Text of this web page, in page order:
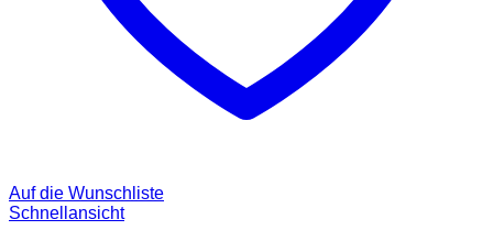
Auf die Wunschliste
Schnellansicht